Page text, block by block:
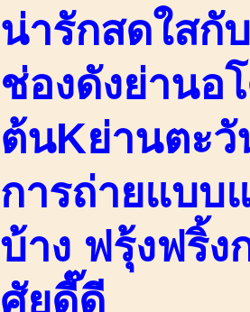
น่ารักสดใสกั
ช่องดังย่านอ
ต้นKย่านตะวั
การถ่ายแบบ
บ้าง ฟรุ้งฟริ้ง
ศัยดี๊ดี